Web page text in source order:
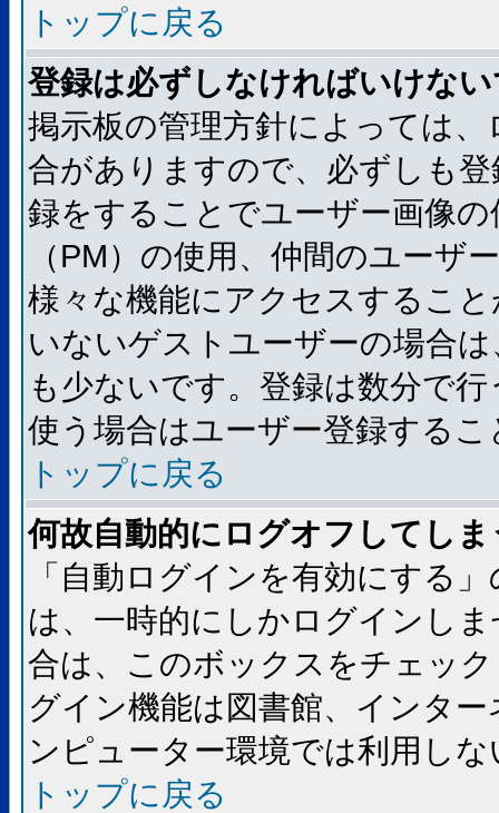
トップに戻る
登録は必ずしなければいけな
掲示板の管理方針によっては
合がありますので、必ずしも
録をすることでユーザー画像
（PM）の使用、仲間のユーザ
様々な機能にアクセスするこ
いないゲストユーザーの場合
も少ないです。登録は数分で
使う場合はユーザー登録する
トップに戻る
何故自動的にログオフしてし
「自動ログインを有効にする
は、一時的にしかログインし
合は、このボックスをチェッ
グイン機能は図書館、インタ
ンピューター環境では利用し
トップに戻る